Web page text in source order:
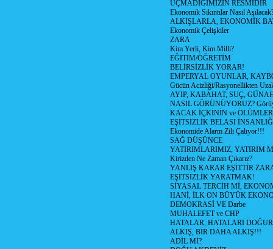
UÇMADIĞIMIZIN RESMİDİR
Ekonomik Sıkıntılar Nasıl
ALKIŞLARLA, EKONOMİK
Ekonomik Çelişkiler
ZARA
Kim Yerli, Kim Milli?
EĞİTİM/ÖĞRETİM
BELİRSİZLİK YORAR!
EMPERYAL OYUNLAR,
Gücün Acizliği/Rasyonellikten
AYIP, KABAHAT, SUÇ,
NASIL GÖRÜNÜYORUZ?
KACAK İÇKİNİN ve
EŞİTSİZLİK BELASI
Ekonomide Alarm Zili Çalıyor!!!
SAĞ DÜŞÜNCE
YATIRIMLARIMIZ, YATIRIM
Kirizden Ne Zaman Çıkarız?
YANLIŞ KARAR EŞİTTİR
EŞİTSİZLİK YARATMAK!
SİYASAL TERCİH Mİ,
HANİ, İLK ON BÜYÜK
DEMOKRASİ VE Darbe
MUHALEFET ve CHP
HATALAR, HATALARI
ALKIŞ, BİR DAHA ALKIŞ!!!
ADİL Mİ?